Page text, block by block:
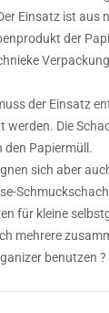
Einsatz ist aus
der
der Einsatz
werden. Die
den Papiermüll.
sich aber
für kleine
mehrere
benutzen ?